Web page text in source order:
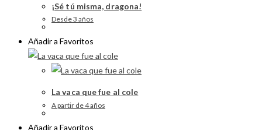
¡Sé tú misma, dragona!
Desde 3 años
Añadir a Favoritos
La vaca que fue al cole
A partir de 4 años
Añadir a Favoritos